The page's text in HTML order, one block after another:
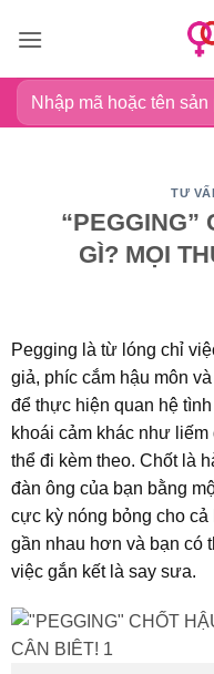
qua
dung
Tìm
kiếm:
TƯ
“PEGGING”
GÌ? MỌI
Pegging là từ lóng chỉ
giả, phíc cắm hậu môn
để thực hiện quan hệ
khoái cảm khác như
thể đi kèm theo. Chốt là
đàn ông của bạn bằng
cực kỳ nóng bỏng cho
gần nhau hơn và bạn có
việc gắn kết là say sưa.